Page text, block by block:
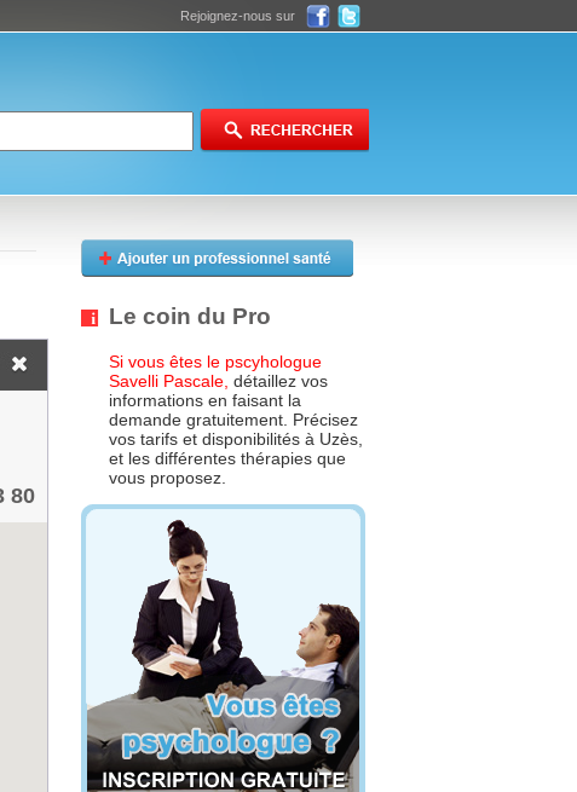
Rejoignez-nous sur
80
Le coin du Pro
Si vous êtes le pscyhologue
Savelli Pascale, détaillez vos
informations en faisant la
demande gratuitement. Précisez
vos tarifs et disponibilités à Uzès,
et les différentes thérapies que
vous proposez.